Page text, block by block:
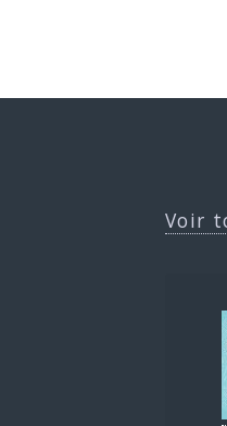
Voir